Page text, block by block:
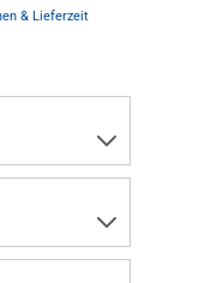
& Lieferzeit